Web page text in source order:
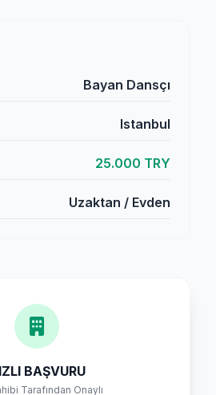
Bayan Dansçı
Istanbul
25.000 TRY
Uzaktan / Evden
BAŞVURU
Tarafından Onaylı